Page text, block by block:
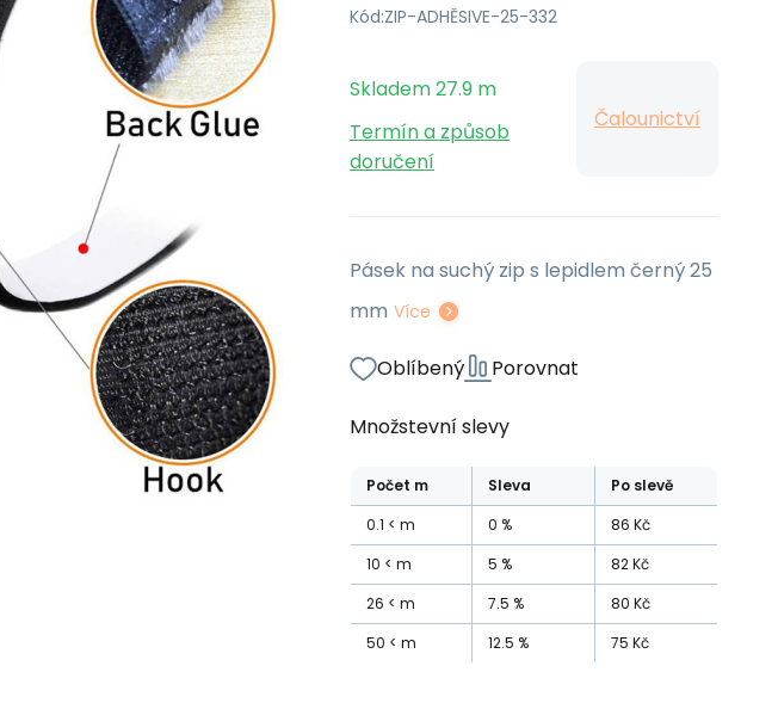
Kód:ZIP-ADHĚSIVE-25-332
Skladem27.9 m
Termín a způsob
doručení
Čalounictví
Pásek na suchý zip s lepidlem černý 25
mm Více
Oblíbený Porovnat
Množstevní slevy
Počet m Sleva
Po slevě
0.1
m 0 % 86 Kč
10
m 5 % 82Kč
26
m 7.5 % 80 Kč
50
m 12.5 % 75 Kč